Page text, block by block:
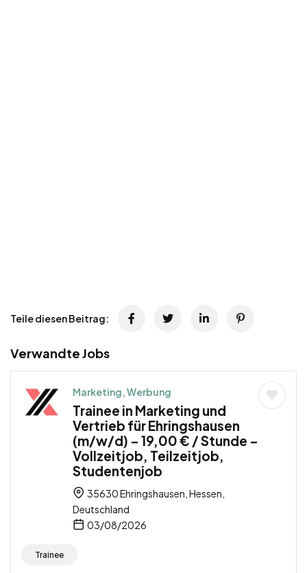
Teile diesen Beitrag:
Verwandte Jobs
Marketing, Werbung
Trainee in Marketing und
Vertrieb für Ehringshausen
(m/w/d) – 19,00 € / Stunde –
Vollzeitjob, Teilzeitjob,
Studentenjob
35630 Ehringshausen, Hessen,
Deutschland
03/08/2026
Trainee